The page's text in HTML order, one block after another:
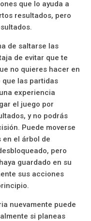
que lo ayuda a
resultados, pero
de saltarse las
de evitar que te
no quieres hacer en
las partidas
experiencia
el juego por
y no podrás
Puede moverse
el árbol de
pero
guardado en su
sus acciones
nuevamente puede
si planeas